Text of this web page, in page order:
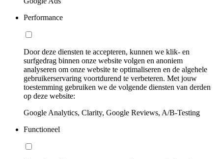
Performance
Door deze diensten te accepteren, kunnen we klik- en
surfgedrag binnen onze website volgen en anoniem
analyseren om onze website te optimaliseren en de algehele
gebruikerservaring voortdurend te verbeteren. Met jouw
toestemming gebruiken we de volgende diensten van derden
op deze website:
Google Analytics, Clarity, Google Reviews, A/B-Testing
Functioneel